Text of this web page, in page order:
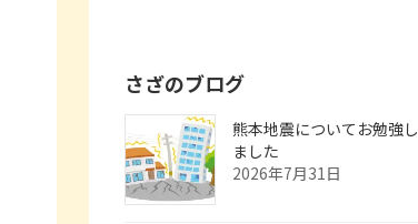
さざのブログ
熊本地震についてお勉強し
ました
2026年7月31日